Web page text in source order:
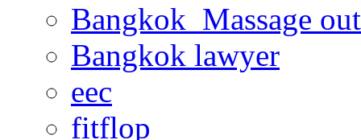
Bangkok Massage
Bangkok lawyer
eec
fitflop